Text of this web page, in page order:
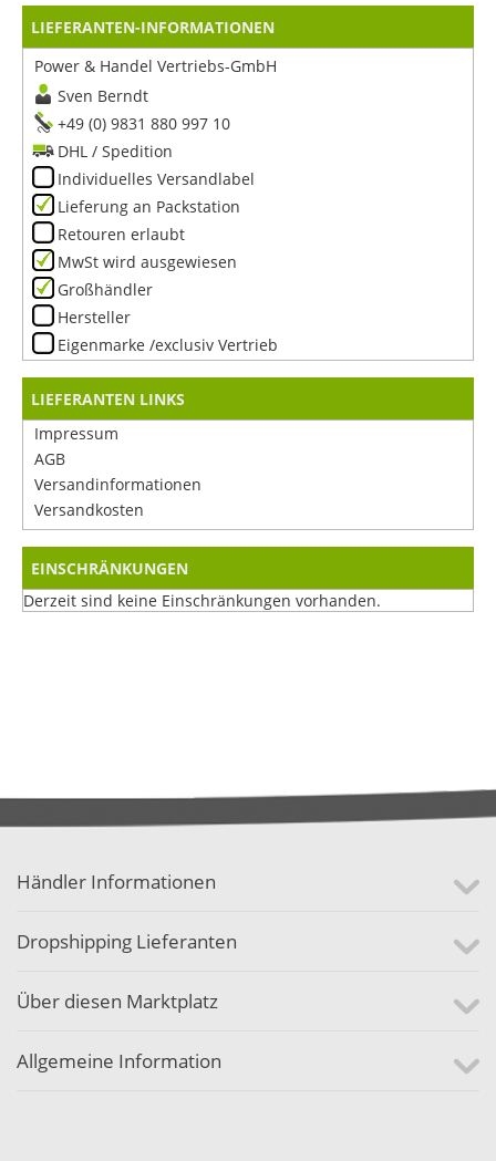
LIEFERANTEN-INFORMATIONEN
Power & Handel Vertriebs-GmbH
Sven Berndt
+49 (0) 9831 880 997 10
DHL / Spedition
Individuelles Versandlabel
Lieferung an Packstation
Retouren erlaubt
MwSt wird ausgewiesen
Großhändler
Hersteller
Eigenmarke /exclusiv Vertrieb
LIEFERANTEN LINKS
Impressum
AGB
Versandinformationen
Versandkosten
EINSCHRÄNKUNGEN
Derzeit sind keine Einschränkungen vorhanden.
Händler Informationen
Dropshipping Lieferanten
Über diesen Marktplatz
Allgemeine Information